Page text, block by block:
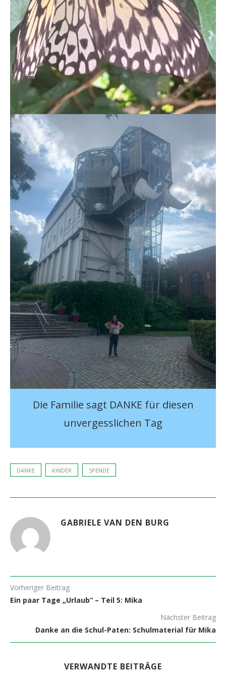
Die Familie sagt DANKE für diesen
unvergesslichen Tag
DANKE KINDER SPENDE
GABRIELE VAN DEN BURG
Vorheriger Beitrag
Ein paar Tage „Urlaub“ – Teil 5: Mika
Nächster Beitrag
Danke an die Schul-Paten: Schulmaterial für Mika
VERWANDTE BEITRÄGE